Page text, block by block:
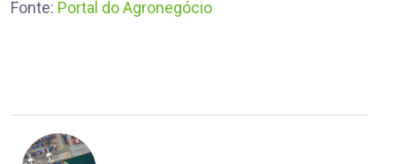
Fonte: Portal do Agronegócio